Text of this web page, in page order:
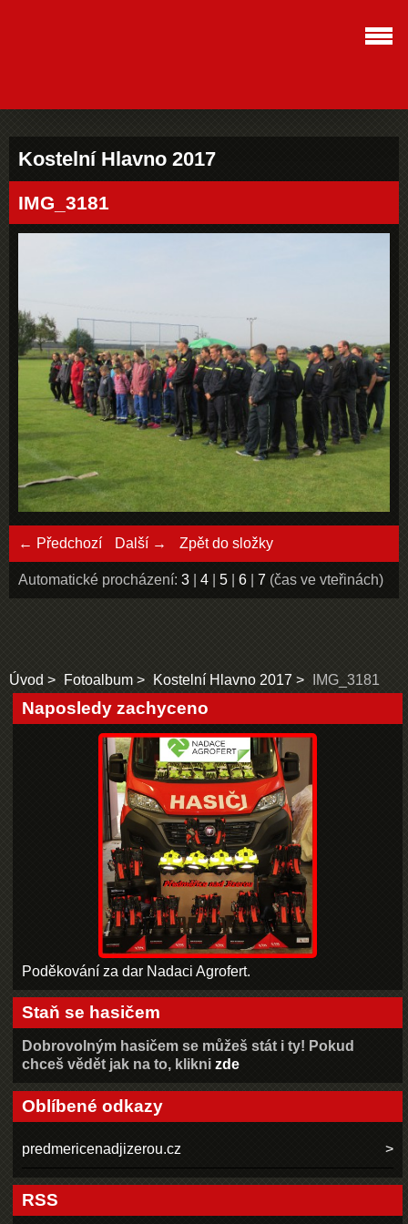
Kostelní Hlavno 2017
IMG_3181
← Předchozí Další → Zpět do složky
Automatické procházení: 3 4 5 6 7 (čas ve vteřinách)
Úvod Fotoalbum Kostelní Hlavno 2017 IMG_3181
Naposledy zachyceno
Poděkování za dar Nadaci Agrofert.
Staň se hasičem
Dobrovolným hasičem se můžeš stát i ty! Pokud
chceš vědět jak na to, kliknizde
Oblíbené odkazy
predmericenadjizerou.cz
RSS